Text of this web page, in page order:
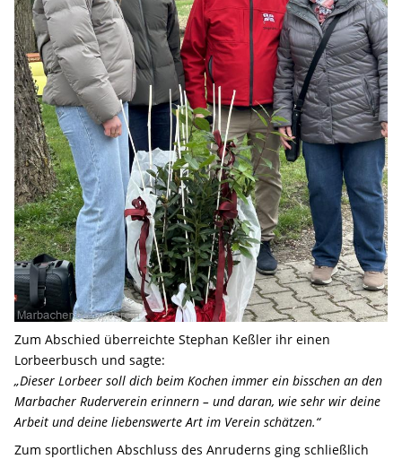
Zum Abschied überreichte Stephan Keßler ihr einen
Lorbeerbusch und sagte:
„Dieser Lorbeer soll dich beim Kochen immer ein bisschen an den
Marbacher Ruderverein erinnern – und daran, wie sehr wir deine
Arbeit und deine liebenswerte Art im Verein schätzen.“
Zum sportlichen Abschluss des Anruderns ging schließlich